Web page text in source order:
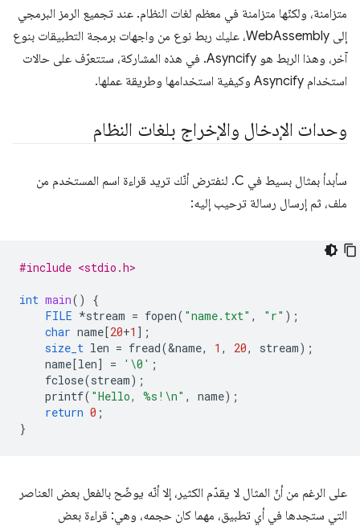
متزامنة، ولكنّها متزامنة في معظم لغات النظام. عند تجميع الرمز البرمجي
إلى WebAssembly، عليك ربط نوع من واجهات برمجة التطبيقات بنوع
آخر، وهذا الربط هو Asyncify. في هذه المشاركة، ستتعرّف على حالات
استخدام Asyncify وكيفية استخدامها وطريقة عملها.
وحدات الإدخال والإخراج بلغات النظام
سأبدأ بمثال بسيط في C. لنفترض أنّك تريد قراءة اسم المستخدم من
ملف، ثم إرسال رسالة ترحيب إليه:
#include <stdio.h>
int main()
{
FILE *stream = fopen( "name.txt" , "r" );
char name[20+1 ];
size_t len = fread(&name, 1 , 20, stream);
name[len] = '\0' ;
fclose(stream);
printf( "Hello, %s! \n" , name);
return 0 ;
}
على الرغم من أنّ المثال لا يقدّم الكثير، إلا أنّه يوضّح بالفعل بعض العناصر
التي ستجدها في أي تطبيق، مهما كان حجمه، وهي: قراءة بعض